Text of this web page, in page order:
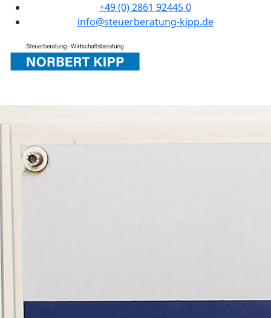
+49 (0) 2861 92445 0
info@steuerberatung-kipp.de